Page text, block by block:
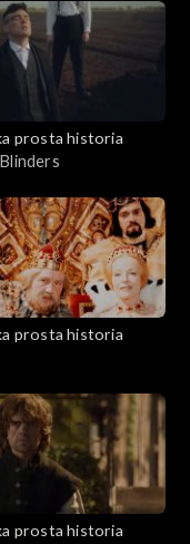
prosta historia
prosta historia
prosta historia